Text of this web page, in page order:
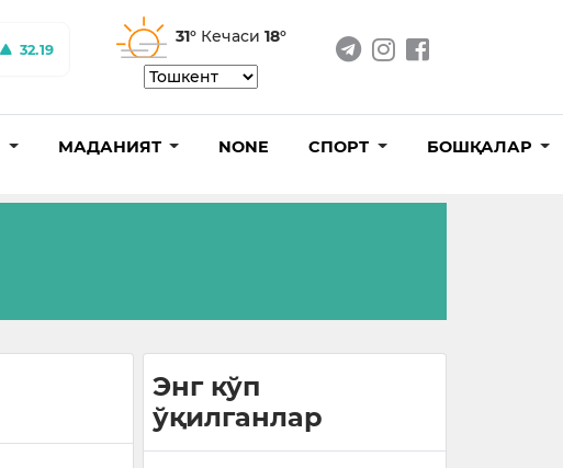
32.19
31° Кечаси 18°
МАДАНИЯТ NONE СПОРТ БОШҚАЛАР
Энг кўп
ўқилганлар